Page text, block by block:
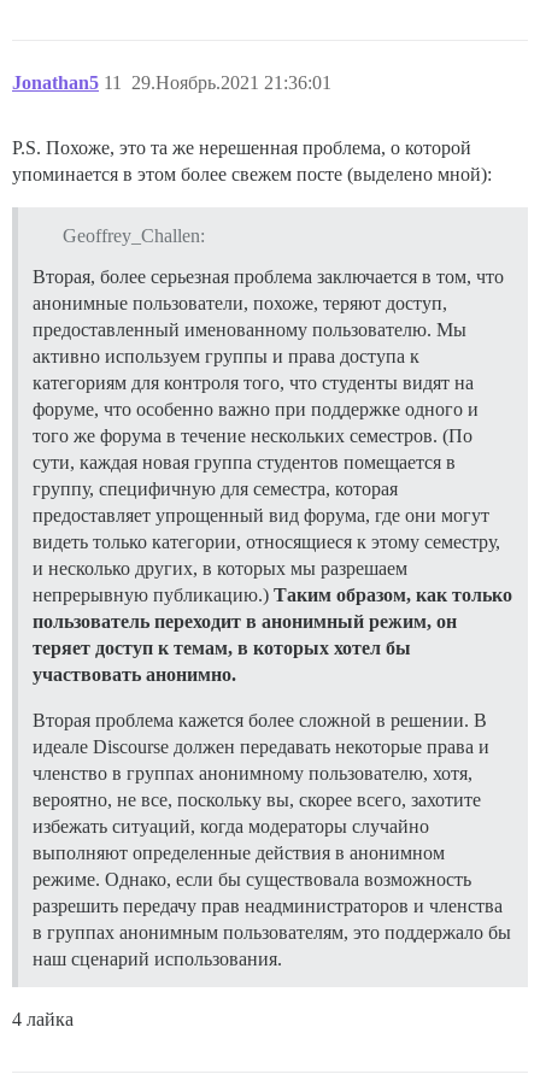
Jonathan5 29.Ноябрь.2021 21:36:01
11
P.S. Похоже, это та же нерешенная проблема, о которой
упоминается в этом более свежем посте (выделено мной):
Geoffrey_Challen:
Вторая, более серьезная проблема заключается в том, что
анонимные пользователи, похоже, теряют доступ,
предоставленный именованному пользователю. Мы
активно используем группы и права доступа к
категориям для контроля того, что студенты видят на
форуме, что особенно важно при поддержке одного и
того же форума в течение нескольких семестров. (По
сути, каждая новая группа студентов помещается в
группу, специфичную для семестра, которая
предоставляет упрощенный вид форума, где они могут
видеть только категории, относящиеся к этому семестру,
и несколько других, в которых мы разрешаем
непрерывную публикацию.) Таким образом, как только
пользователь переходит в анонимный режим, он
теряет доступ к темам, в которых хотел бы
участвовать анонимно.
Вторая проблема кажется более сложной в решении. В
идеале Discourse должен передавать некоторые права и
членство в группах анонимному пользователю, хотя,
вероятно, не все, поскольку вы, скорее всего, захотите
избежать ситуаций, когда модераторы случайно
выполняют определенные действия в анонимном
режиме. Однако, если бы существовала возможность
разрешить передачу прав неадминистраторов и членства
в группах анонимным пользователям, это поддержало бы
наш сценарий использования.
4 лайка